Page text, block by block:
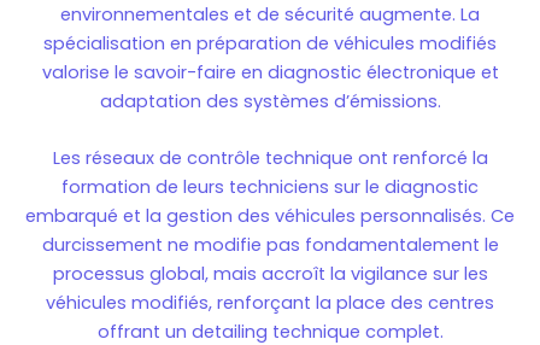
environnementales et de sécurité augmente. La
spécialisation en préparation de véhicules modifiés
valorise le savoir-faire en diagnostic électronique et
adaptation des systèmes d’émissions.
Les réseaux de contrôle technique ont renforcé la
formation de leurs techniciens sur le diagnostic
embarqué et la gestion des véhicules personnalisés. Ce
durcissement ne modifie pas fondamentalement le
processus global, mais accroît la vigilance sur les
véhicules modifiés, renforçant la place des centres
offrant un detailing technique complet.